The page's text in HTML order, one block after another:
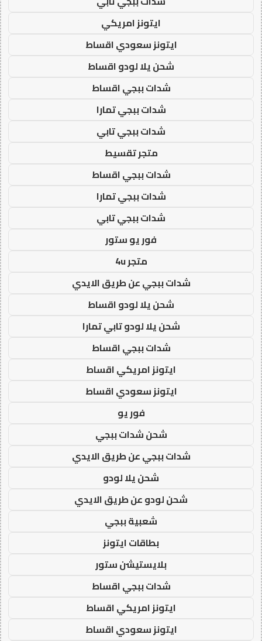
ايتونز امريكي
ايتونز سعودي اقساط
شحن يلا لودو اقساط
شدات ببجي اقساط
شدات ببجي تمارا
شدات ببجي تابي
متجر تقسيط
شدات ببجي اقساط
شدات ببجي تمارا
شدات ببجي تابي
فور يو ستور
متجر 4u
شدات ببجي عن طريق الايدي
شحن يلا لودو اقساط
شحن يلا لودو تابي تمارا
شدات ببجي اقساط
ايتونز امريكي اقساط
ايتونز سعودي اقساط
فور يو
شحن شدات ببجي
شدات ببجي عن طريق الايدي
شحن يلا لودو
شحن لودو عن طريق الايدي
شعبية ببجي
بطاقات ايتونز
بلايستيشن ستور
شدات ببجي اقساط
ايتونز امريكي اقساط
ايتونز سعودي اقساط